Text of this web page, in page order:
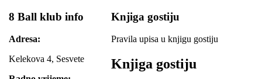
8 Ball klub info
Adresa:
Kelekova 4, Sesvete
Knjiga gostiju
Pravila upisa u knjigu gostiju
Knjiga gostiju